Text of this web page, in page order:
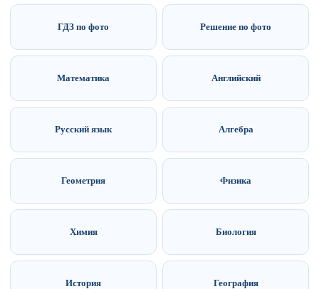
ГДЗ по фото Решение по фото
Математика Английский
Русский язык Алгебра
Геометрия Физика
Химия Биология
История География